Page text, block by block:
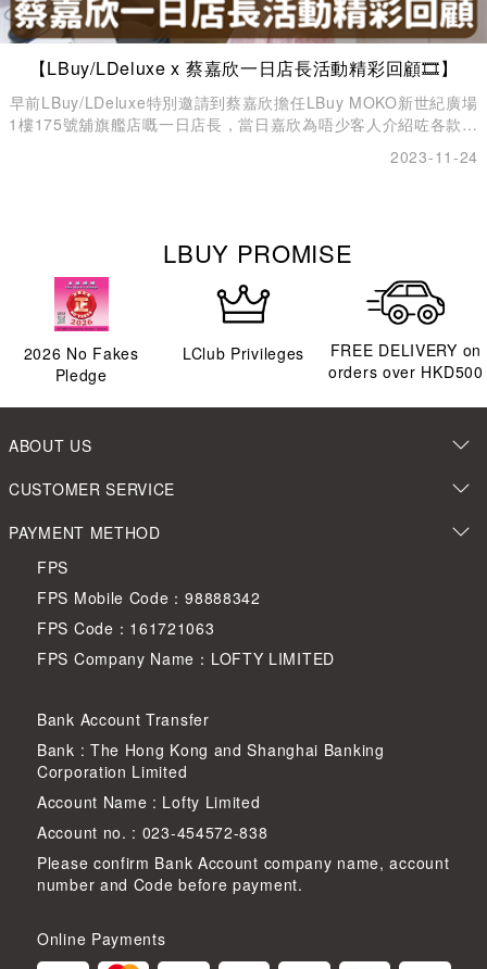
【LBuy/LDeluxe x 蔡嘉欣一日店長活動精彩回顧🎞️】
早前LBuy/LDeluxe特別邀請到蔡嘉欣擔任LBuy MOKO新世紀廣場
1樓175號舖旗艦店嘅一日店長，當日嘉欣為唔少客人介紹咗各款名
位影相，試玩任天堂最新遊戲🎮，仲非常親民，同各位嚟現場支持
2023-11-24
LBUY PROMISE
2026 No Fakes
Pledge
LClub Privileges
FREE DELIVERY on
orders over HKD500
ABOUT US
CUSTOMER SERVICE
PAYMENT METHOD
FPS
FPS Mobile Code：98888342
FPS Code：161721063
FPS Company Name：LOFTY LIMITED
Bank Account Transfer
Bank : The Hong Kong and Shanghai Banking
Corporation Limited
Account Name : Lofty Limited
Account no. : 023-454572-838
Please confirm Bank Account company name, account
number and Code before payment.
Online Payments